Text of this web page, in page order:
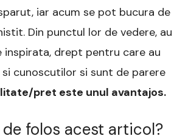
iar acum se pot bucura de
Din punctul lor de vedere, au
inspirata, drept pentru care au
cunoscutilor si sunt de parere
pret este unul avantajos.
folos acest articol?